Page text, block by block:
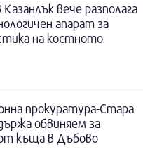
вече разполага
апарат за
на костното
прокуратура-Стара
обвиняем за
къща в Дъбово